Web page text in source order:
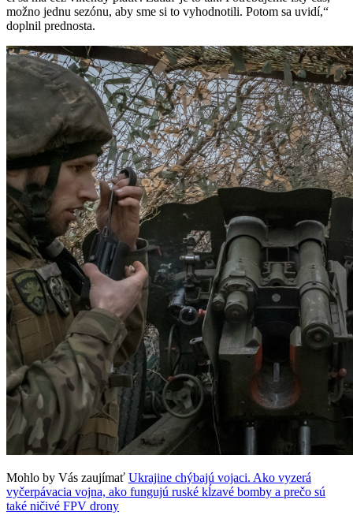
možno jednu sezónu, aby sme si to vyhodnotili. Potom sa uvidí,“
doplnil prednosta.
Mohlo by Vás zaujímať Ukrajine chýbajú vojaci. Ako vyzerá
vyčerpávacia vojna, ako fungujú ruské kĺzavé bomby a prečo sú
také ničivé FPV drony